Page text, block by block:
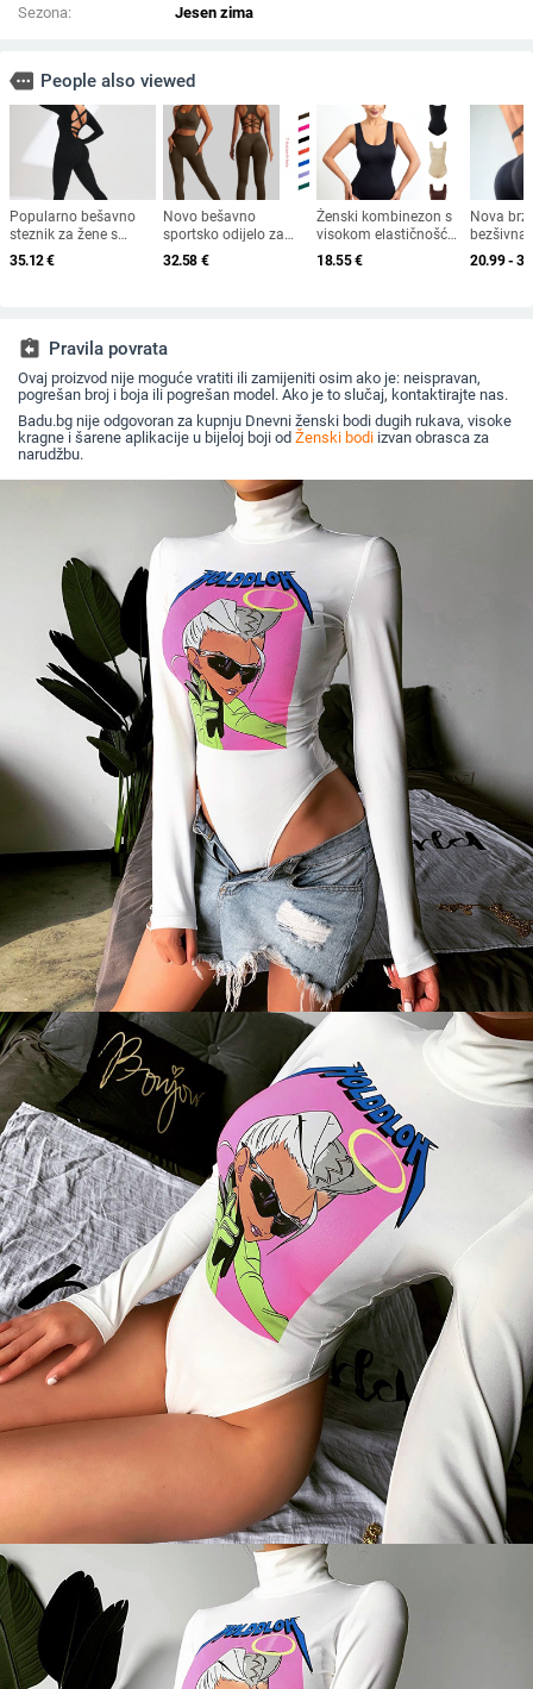
Sezona:
Jesen zima
more People also viewed
Popularno bešavno
steznik za žene s
križnim leđima u
europskom stilu,
35.12€
Novo bešavno
sportsko odijelo za
žene, brzosušeće,
fitness, otporno na
odijelo
32.58 €
Ženski kombinezon s
visokom elastičnošću i
tregerima, glatka i
nježna odjeća za dom,
18.55€
Nova
bezšivna
joga
20.99 -
assignment_return Pravila povrata
Ovaj proizvod nije moguće vratiti ili zamijeniti osim ako je: neispravan,
pogrešan broj i boja ili pogrešan model. Ako je to slučaj, kontaktirajte nas.
Badu.bg nije odgovoran za kupnju Dnevni ženski bodi dugih rukava, visoke
kragne i šarene aplikacije u bijeloj boji od Ženski bodi izvan obrasca za
narudžbu.